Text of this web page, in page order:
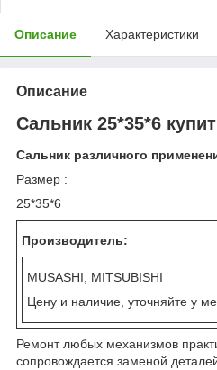
Описание Характеристики
Описание
Сальник 25*35*6
Сальник различного
Размер :
25*35*6
Производитель:
MUSASHI, MITSUBISHI
Цену и наличие, уточняйте у
Ремонт любых механизмов
сопровождается заменой